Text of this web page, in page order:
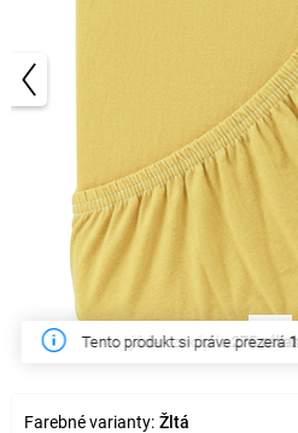
Tento týždeň zakúpilo275
Farebné varianty: Žltá